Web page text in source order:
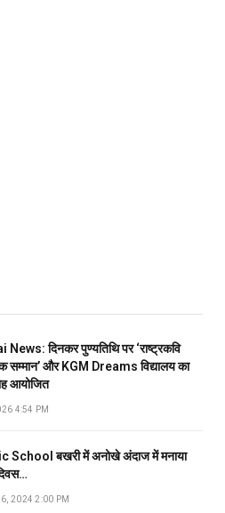
दिनकर पुण्यतिथि पर ‘राष्ट्रकवि
सम्मान’ और KGM Dreams विद्यालय का
आयोजित
4:54 PM
School बखरी में अनोखे अंदाज में मनाया
6, 2024 2:00 PM